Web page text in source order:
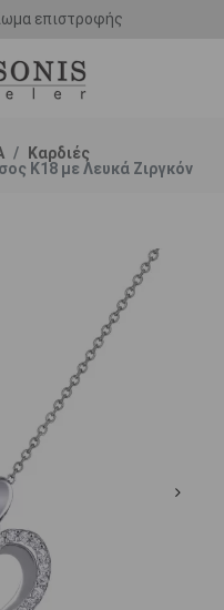
επιστροφής
Καρδιές
Κ18 με Λευκά Ζιργκόν